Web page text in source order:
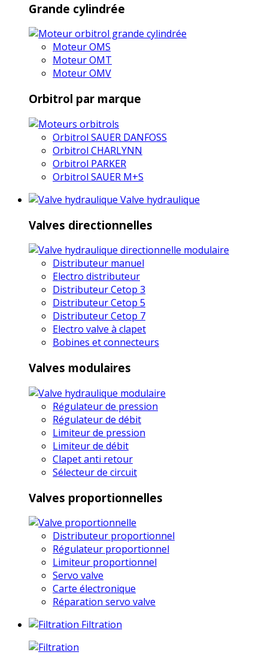
Grande cylindrée
Moteur OMS
Moteur OMT
Moteur OMV
Orbitrol par marque
Orbitrol SAUER DANFOSS
Orbitrol CHARLYNN
Orbitrol PARKER
Orbitrol SAUER M+S
Valve hydraulique
Valves directionnelles
Distributeur manuel
Electro distributeur
Distributeur Cetop 3
Distributeur Cetop 5
Distributeur Cetop 7
Electro valve à clapet
Bobines et connecteurs
Valves modulaires
Régulateur de pression
Régulateur de débit
Limiteur de pression
Limiteur de débit
Clapet anti retour
Sélecteur de circuit
Valves proportionnelles
Distributeur proportionnel
Régulateur proportionnel
Limiteur proportionnel
Servo valve
Carte électronique
Réparation servo valve
Filtration